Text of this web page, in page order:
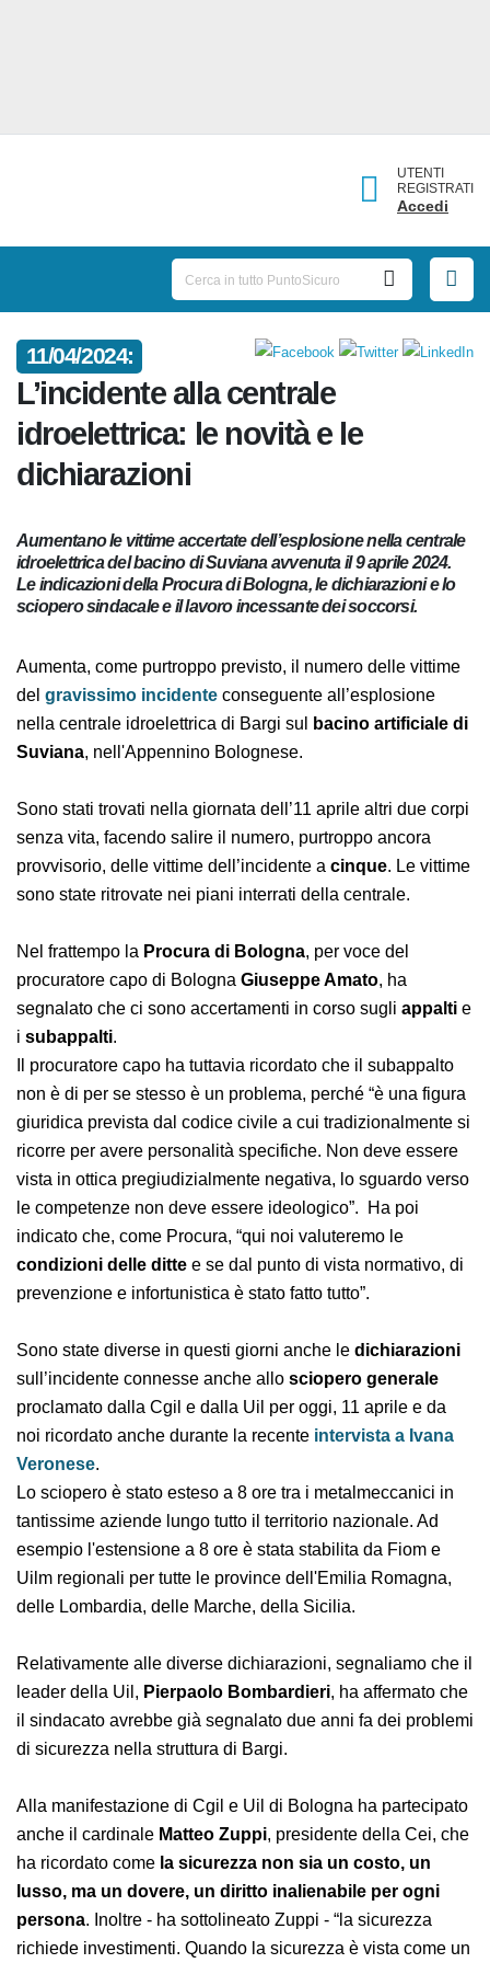
UTENTI
REGISTRATI
Accedi
11/04/2024:
L’incidente alla centrale
idroelettrica: le novità e le
dichiarazioni
Aumentano le vittime accertate dell’esplosione nella
centrale idroelettrica del bacino di Suviana avvenuta il 9
aprile 2024. Le indicazioni della Procura di Bologna, le
dichiarazioni e lo sciopero sindacale e il lavoro incessante
Aumenta, come purtroppo previsto, il numero delle
vittime delgravissimo incidenteconseguente
all’esplosione nella centrale idroelettrica di Bargi sul
Bolognese.
Sono stati trovati nella giornata dell’11 aprile altri due
corpi senza vita, facendo salire il numero, purtroppo
cinque. Le vittime sono state ritrovate nei piani
interrati della centrale.
Nel frattempo la
procuratore capo di BolognaGiuseppe Amato, ha
segnalato che ci sono accertamenti in corso sugli
appaltie isubappalti.
Il procuratore capo ha tuttavia ricordato che il
subappalto non è di per se stesso è un problema,
perché “è una figura giuridica prevista dal codice civile
a cui tradizionalmente si ricorre per avere personalità
specifiche. Non deve essere vista in ottica
pregiudizialmente negativa, lo sguardo verso le
indicato che, come Procura, “qui noi valuteremo le
condizioni delle dittee se dal punto di vista
normativo, di prevenzione e infortunistica è stato fatto
tutto”.
Sono state diverse in questi giorni anche le
dichiarazionisull’incidente connesse anche allo
sciopero generaleproclamato dalla Cgil e dalla Uil per
oggi, 11 aprile e da noi ricordato anche durante la
recenteintervista a Ivana Veronese.
in tantissime aziende lungo tutto il territorio nazionale.
Ad esempio l'estensione a 8 ore è stata stabilita da
Fiom e Uilm regionali per tutte le province dell'Emilia
Romagna, delle Lombardia, delle Marche, della Sicilia.
Relativamente alle diverse dichiarazioni, segnaliamo
che il leader della Uil,Pierpaolo Bombardieri, ha
affermato che il sindacato avrebbe già segnalato due
anni fa dei problemi di sicurezza nella struttura di
Bargi.